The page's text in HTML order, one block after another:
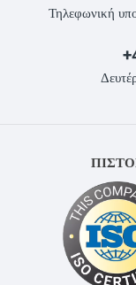
Τηλεφωνική